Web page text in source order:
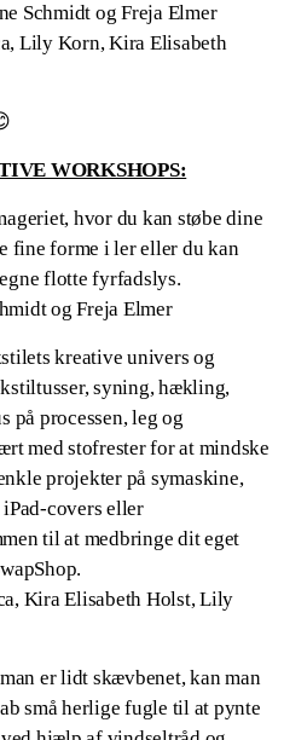
Schmidt og Freja Elmer
Lily Korn, Kira Elisabeth
WORKSHOPS:
hvor du kan støbe dine
fine forme i ler eller du kan
flotte fyrfadslys.
og Freja Elmer
kreative univers og
syning, hækling,
på processen, leg og
med stofrester for at mindske
projekter på symaskine,
eller
til at medbringe dit eget
Kira Elisabeth Holst, Lily
er lidt skævbenet, kan man
små herlige fugle til at pynte